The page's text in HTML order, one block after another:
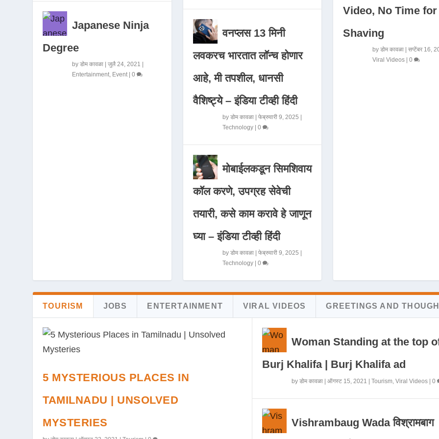
Japanese Ninja
Degree
byडोम कावळा |जुलै 24, 2021 |
Entertainment Event |0
वनप्लस 13 मिनी
लवकरच भारतात लॉन्च होणार
आहे, मी तपशील, धानसी
वैशिष्ट्ये – इंडिया टीव्ही हिंदी
by डोम कावळा| फेब्रुवारी 9, 2025
Technology| 0
मोबाईलकडून सिमशिवाय
कॉल करणे, उपग्रह सेवेची
तयारी, कसे काम करावे हे जाणून
घ्या – इंडिया टीव्ही हिंदी
by डोम कावळा| फेब्रुवारी 9, 2025
Technology| 0
Video, No Time for
Shaving
by डोम कावळा| सप्टेंबर 16,
Viral Videos| 0
TOURISM JOBS ENTERTAINMENT VIRAL VIDEOS GREETINGS AND
5 MYSTERIOUS PLACES IN
TAMILNADU | UNSOLVED
MYSTERIES
Woman Standing at the top
Burj Khalifa | Burj Khalifa ad
by डोम कावळा| ऑगस्ट 15, 2021 Tourism, Viral Videos| 0
Vishrambaug Wada विश्रामबाग